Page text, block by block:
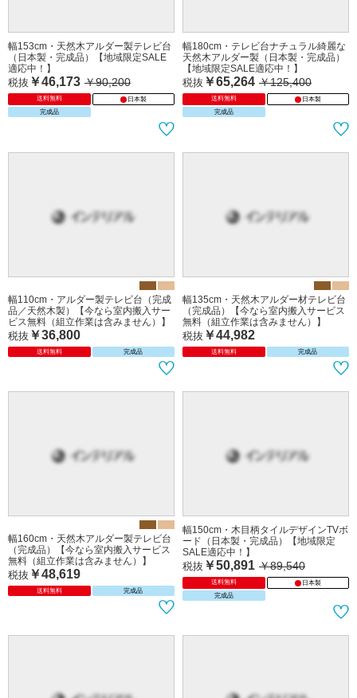
幅153cm・天然木アルダー製テレビ台
（日本製・完成品）【地域限定SALE
適応中！】
税抜 ￥46,173 ￥90,200
送料無料
日本製
完成品
幅180cm・テレビ台ナチュラル綺麗な
天然木アルダー製（日本製・完成品）
【地域限定SALE適応中！】
税抜 ￥65,264 ￥125,400
送料無料
日本製
完成品
幅110cm・アルダー製テレビ台（完成
品／天然木製）【今なら室内搬入サー
ビス無料（組立作業は含みません）】
税抜 ￥36,800
送料無料 完成品
幅135cm・天然木アルダー材テレビ台
（完成品）【今なら室内搬入サービス
無料（組立作業は含みません）】
税抜 ￥44,982
送料無料 完成品
幅160cm・天然木アルダー製テレビ台
（完成品）【今なら室内搬入サービス
無料（組立作業は含みません）】
税抜 ￥48,619
送料無料 完成品
幅150cm・木目柄タイルデザインTVボ
ード（日本製・完成品）【地域限定
SALE適応中！】
完成品